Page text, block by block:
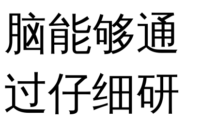
脑能够通
过仔细研